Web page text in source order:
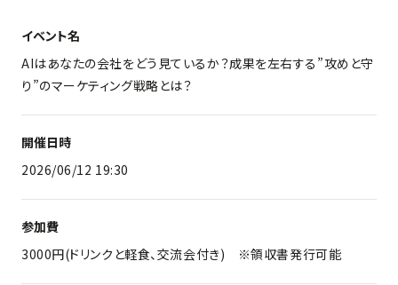
イベント名
AIはあなたの会社をどう見ているか？成果を左右する”攻めと守
り”のマーケティング戦略とは？
開催日時
2026/06/12 19:30
参加費
3000円(ドリンクと軽食、交流会付き) ※領収書発行可能